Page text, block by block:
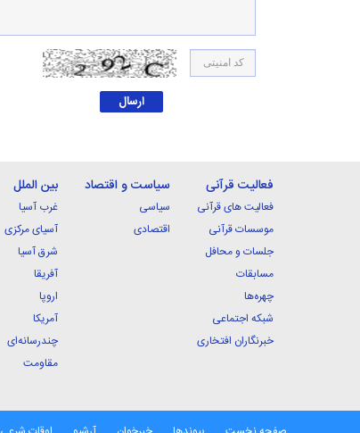
فعالیت قرآنی
فعالیت های قرآنی
موسسات قرآنی
جلسات و محافل
مسابقات
چهره‌ها
شبکه اجتماعی
خبرنگاران افتخاری
سیاست و اقتصاد
سیاسی
اقتصادی
بین الملل
غرب آسیا
آسیای مرکزی
شرق آسیا
آفریقا
اروپا
آمریکا
چندرسانه‌ای
مقاومت